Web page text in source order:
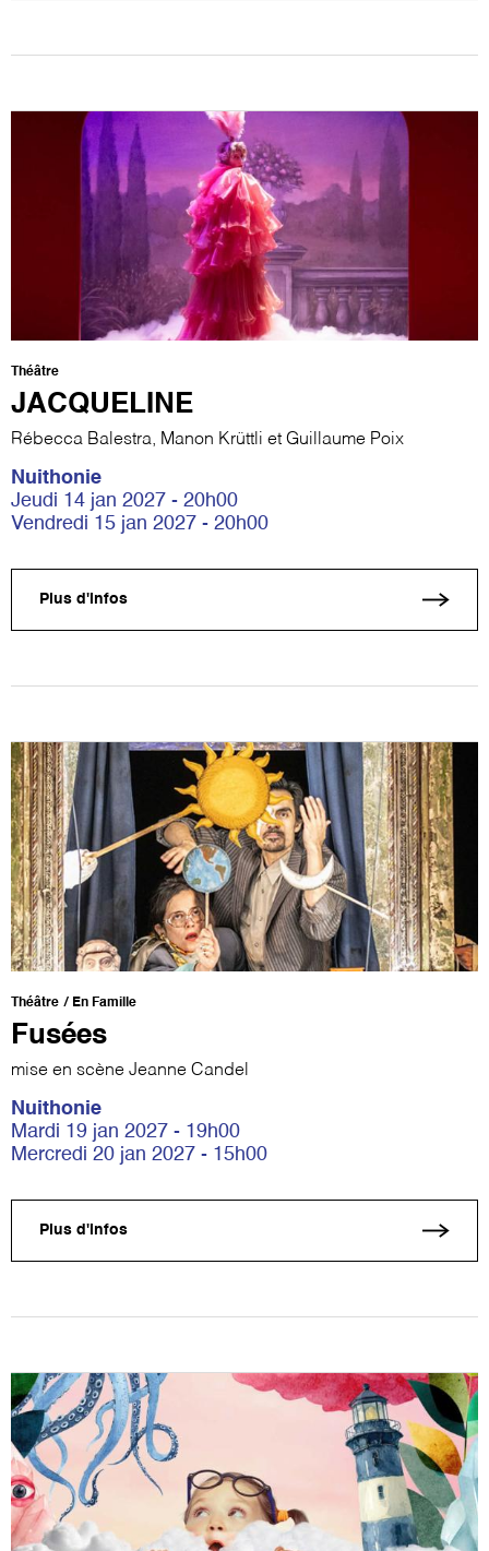
Théâtre
JACQUELINE
Rébecca Balestra, Manon Krüttli et Guillaume Poix
Nuithonie
Jeudi 14 jan 2027 - 20h00
Vendredi 15 jan 2027 - 20h00
Plus d'infos
Théâtre En Famille
Fusées
mise en scène Jeanne Candel
Nuithonie
Mardi 19 jan 2027 - 19h00
Mercredi 20 jan 2027 - 15h00
Plus d'infos